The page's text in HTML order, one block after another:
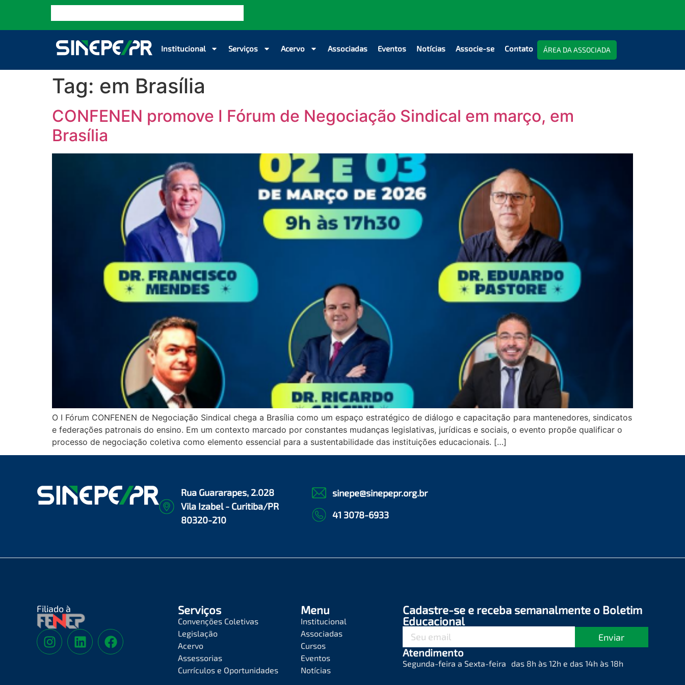
Institucional Serviços Acervo Associadas Eventos Notícias Associe-se Contato ÁREA DA ASSOCIADA
Tag: em Brasília
CONFENEN promove I Fórum de Negociação Sindical em março, em
Brasília
O I Fórum CONFENEN de Negociação Sindical chega a Brasília como um espaço estratégico de diálogo e capacitação para mantenedores, sindicatos
e federações patronais do ensino. Em um contexto marcado por constantes mudanças legislativas, jurídicas e sociais, o evento propõe qualificar o
processo de negociação coletiva como elemento essencial para a sustentabilidade das instituições educacionais. […]
Rua Guararapes, 2.028
Vila Izabel - Curitiba/PR
80320-210
sinepe@sinepepr.org.br
41 3078-6933
Filiado à Serviços
Convenções Coletivas
Legislação
Acervo
Assessorias
Currículos e Oportunidades
Menu
Institucional
Associadas
Cursos
Eventos
Notícias
Cadastre-se e receba semanalmente o Boletim
Educacional
Enviar
Atendimento
Segunda-feira a Sexta-feira das 8h às 12h e das 14h às 18h